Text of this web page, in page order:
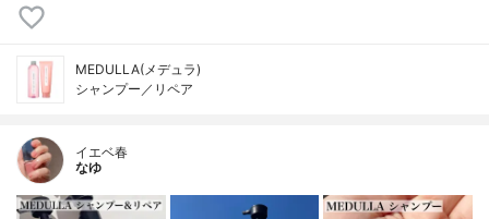
MEDULLA(メデュラ)
シャンプー／リペア
イエベ春
なゆ